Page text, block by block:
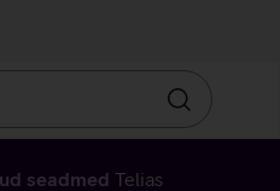
Otsin
seadmed Telias